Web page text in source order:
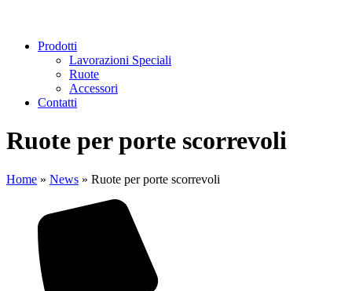
Prodotti
Lavorazioni Speciali
Ruote
Accessori
Contatti
Ruote per porte scorrevoli
Home » News » Ruote per porte scorrevoli